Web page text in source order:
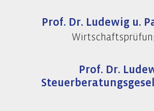
Prof. Dr. Ludewig u.
Prof. Dr.